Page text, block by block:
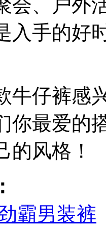
会、户外
入手的好
牛仔裤感
你最爱的
的风格！
霸男装裤